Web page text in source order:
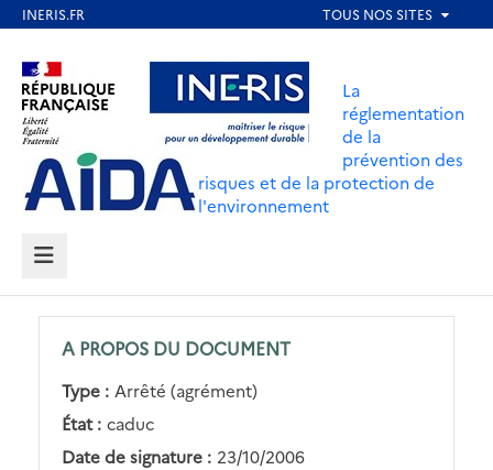
contenu
principal
Aller au contenu Aller au menu
Aller au pied de page
La
réglementation
de la
prévention des
risques et de la protection de
l'environnement
MENU
A PROPOS DU DOCUMENT
Type : Arrêté (agrément)
État : caduc
Date de signature : 23/10/2006